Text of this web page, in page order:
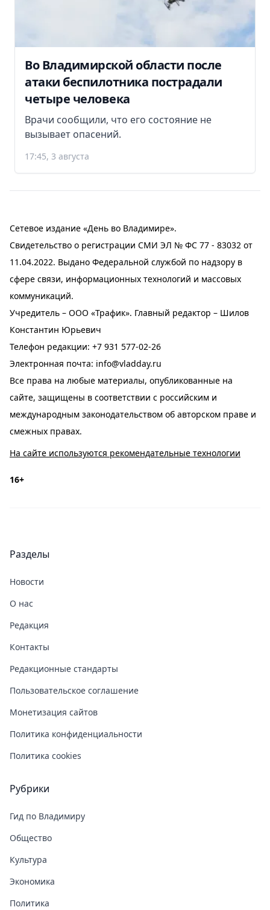
Во Владимирской области после
атаки беспилотника пострадали
четыре человека
Врачи сообщили, что его состояние не
вызывает опасений.
17:45, 3 августа
Сетевое издание «День во Владимире».
Свидетельство о регистрации СМИ ЭЛ № ФС 77 - 83032 от
11.04.2022. Выдано Федеральной службой по надзору в
сфере связи, информационных технологий и массовых
коммуникаций.
Учредитель – ООО «Трафик». Главный редактор – Шилов
Константин Юрьевич
Телефон редакции: +7 931 577-02-26
Электронная почта: info@vladday.ru
Все права на любые материалы, опубликованные на
сайте, защищены в соответствии с российским и
международным законодательством об авторском праве и
смежных правах.
На сайте используются рекомендательные технологии
16+
Разделы
Новости
О нас
Редакция
Контакты
Редакционные стандарты
Пользовательское соглашение
Монетизация сайтов
Политика конфиденциальности
Политика cookies
Рубрики
Гид по Владимиру
Общество
Культура
Экономика
Политика